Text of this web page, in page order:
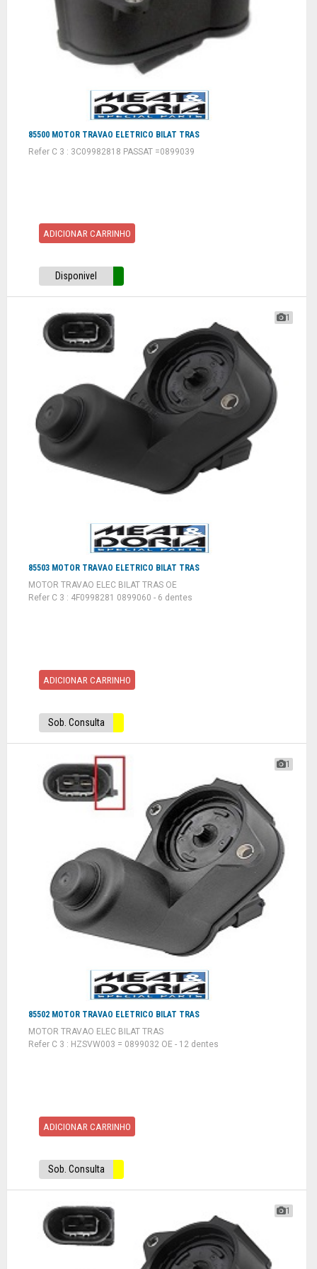
85500 MOTOR TRAVAO ELETRICO BILAT TRAS
Refer C 3 : 3C09982818 PASSAT =0899039
ADICIONAR CARRINHO
Disponivel
1
85503 MOTOR TRAVAO ELETRICO BILAT TRAS
MOTOR TRAVAO ELEC BILAT TRAS OE
Refer C 3 : 4F0998281 0899060 - 6 dentes
ADICIONAR CARRINHO
Sob. Consulta
1
85502 MOTOR TRAVAO ELETRICO BILAT TRAS
MOTOR TRAVAO ELEC BILAT TRAS
Refer C 3 : HZSVW003 = 0899032 OE - 12 dentes
ADICIONAR CARRINHO
Sob. Consulta
1